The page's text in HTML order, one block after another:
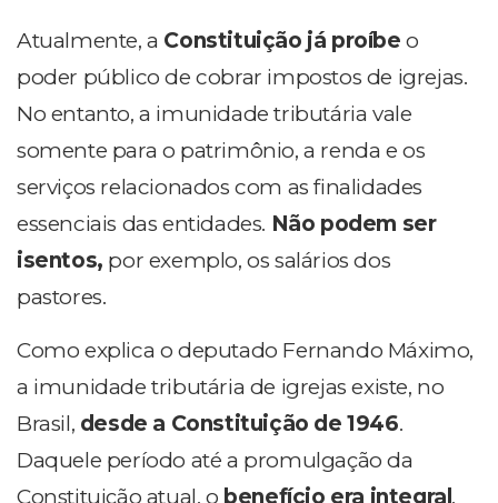
Atualmente, a Constituição já proíbe o
poder público de cobrar impostos de igrejas.
No entanto, a imunidade tributária vale
somente para o patrimônio, a renda e os
serviços relacionados com as finalidades
essenciais das entidades. Não podem ser
isentos, por exemplo, os salários dos
pastores.
Como explica o deputado Fernando Máximo,
a imunidade tributária de igrejas existe, no
Brasil, desde a Constituição de 1946.
Daquele período até a promulgação da
Constituição atual, o benefício era integral ,